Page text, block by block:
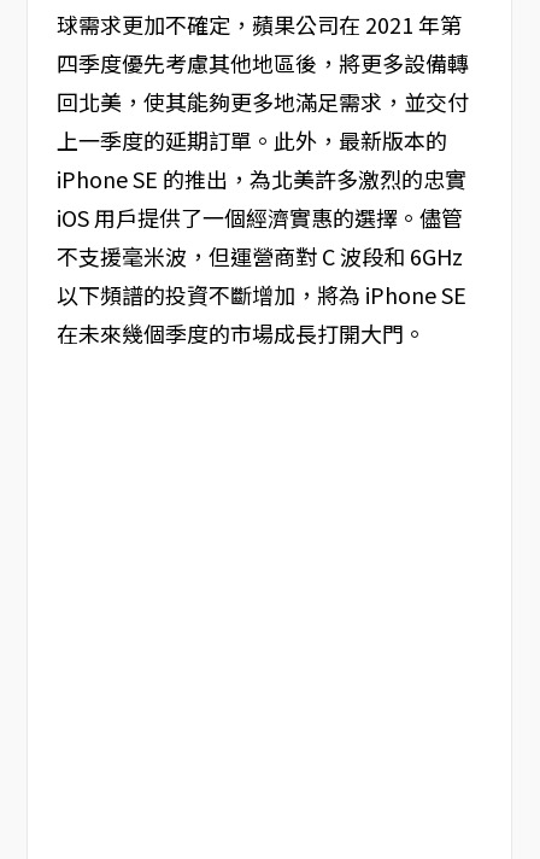
球需求更加不確定，蘋果公司在 2021 年第
四季度優先考慮其他地區後，將更多設備轉
回北美，使其能夠更多地滿足需求，並交付
上一季度的延期訂單。此外，最新版本的
iPhone SE 的推出，為北美許多激烈的忠實
iOS 用戶提供了一個經濟實惠的選擇。儘管
不支援毫米波，但運營商對 C 波段和 6GHz
以下頻譜的投資不斷增加，將為 iPhone SE
在未來幾個季度的市場成長打開大門。